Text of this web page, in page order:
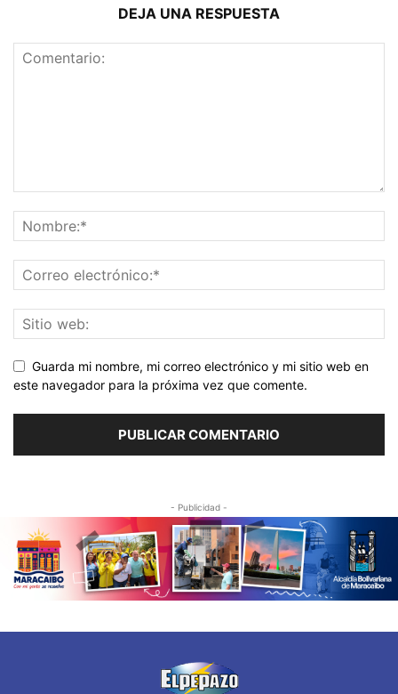
DEJA UNA RESPUESTA
Guarda mi nombre, mi correo electrónico y mi sitio web en
este navegador para la próxima vez que comente.
- Publicidad -